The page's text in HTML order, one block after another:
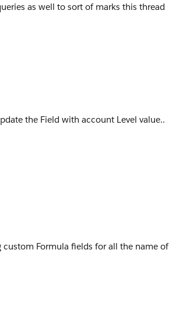
as well to sort of marks this thread
the Field with account Level value..
Formula fields for all the name of